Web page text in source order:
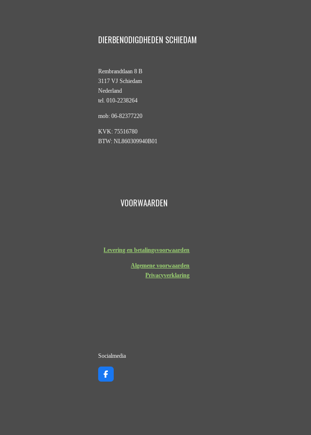
DIERBENODIGDHEDEN SCHIEDAM
Rembrandtlaan 8 B
3117 VJ Schiedam
Nederland
tel. 010-2238264
mob: 06-82377220
KVK: 75516780
BTW: NL860309940B01
VOORWAARDEN
Levering en betalingsvoorwaarden
Algemene voorwaarden
Privacyverklaring
Socialmedia
F
a